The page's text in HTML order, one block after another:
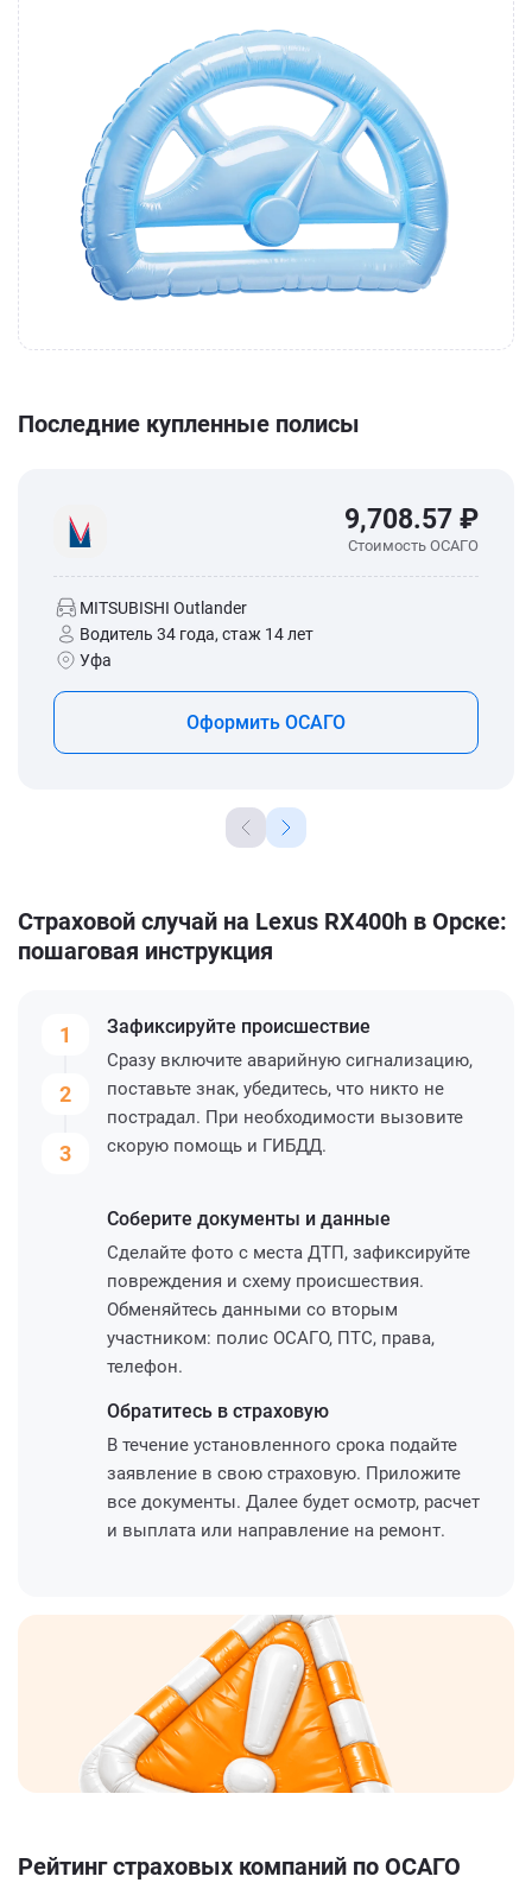
Последние купленные полисы
9,708.57 ₽
Стоимость ОСАГО
MITSUBISHI Outlander
Водитель 34 года, стаж 14 лет
Уфа
Оформить ОСАГО
Страховой случай на Lexus RX400h в Орске:
пошаговая инструкция
1
2
3
Зафиксируйте происшествие
Сразу включите аварийную сигнализацию,
поставьте знак, убедитесь, что никто не
пострадал. При необходимости вызовите
скорую помощь и ГИБДД.
Соберите документы и данные
Сделайте фото с места ДТП, зафиксируйте
повреждения и схему происшествия.
Обменяйтесь данными со вторым
участником: полис ОСАГО, ПТС, права,
телефон.
Обратитесь в страховую
В течение установленного срока подайте
заявление в свою страховую. Приложите
все документы. Далее будет осмотр, расчет
и выплата или направление на ремонт.
Рейтинг страховых компаний по ОСАГО